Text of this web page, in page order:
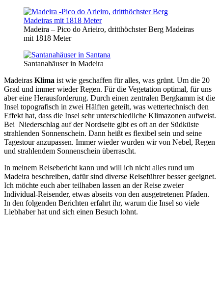
Madeira – Pico do Arieiro, dritthöchster Berg Madeiras
mit 1818 Meter
Santanahäuser in Madeira
Madeiras Klima ist wie geschaffen für alles, was grünt. Um die 20
Grad und immer wieder Regen. Für die Vegetation optimal, für uns
aber eine Herausforderung. Durch einen zentralen Bergkamm ist die
Insel topografisch in zwei Hälften geteilt, was wettertechnisch den
Effekt hat, dass die Insel sehr unterschiedliche Klimazonen aufweist.
Bei Niederschlag auf der Nordseite gibt es oft an der Südküste
strahlenden Sonnenschein. Dann heißt es flexibel sein und seine
Tagestour anzupassen. Immer wieder wurden wir von Nebel, Regen
und strahlendem Sonnenschein überrascht.
In meinem Reisebericht kann und will ich nicht alles rund um
Madeira beschreiben, dafür sind diverse Reiseführer besser geeignet.
Ich möchte euch aber teilhaben lassen an der Reise zweier
Individual-Reisender, etwas abseits von den ausgetretenen Pfaden.
In den folgenden Berichten erfahrt ihr, warum die Insel so viele
Liebhaber hat und sich einen Besuch lohnt.